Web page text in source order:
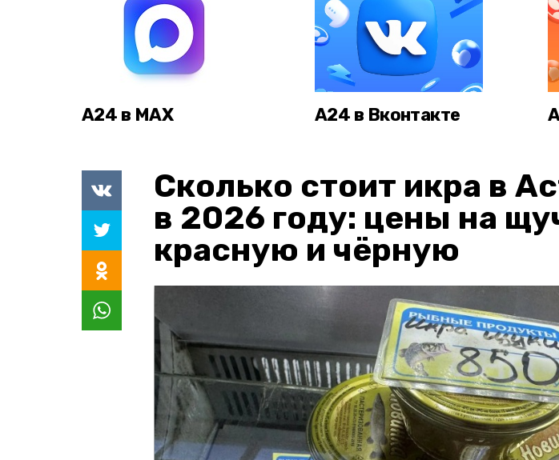
А24 в MAX А24 в Вконтакте
Сколько стоит икра в
в 2026 году: цены на
красную и чёрную